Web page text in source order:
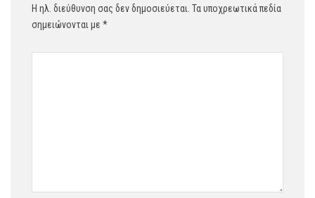
Η ηλ. διεύθυνση σας δεν δημοσιεύεται. Τα υποχρεωτικά πεδία
σημειώνονται με *